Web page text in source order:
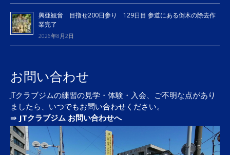
興亜観音 目指せ200日参り 129日目 参道にある倒木の除去作
業完了
2026年8月2日
お問い合わせ
JTクラブジムの練習の見学・体験・入会、ご不明な点があり
ましたら、いつでもお問い合わせください。
⇛ JTクラブジム お問い合わせへ